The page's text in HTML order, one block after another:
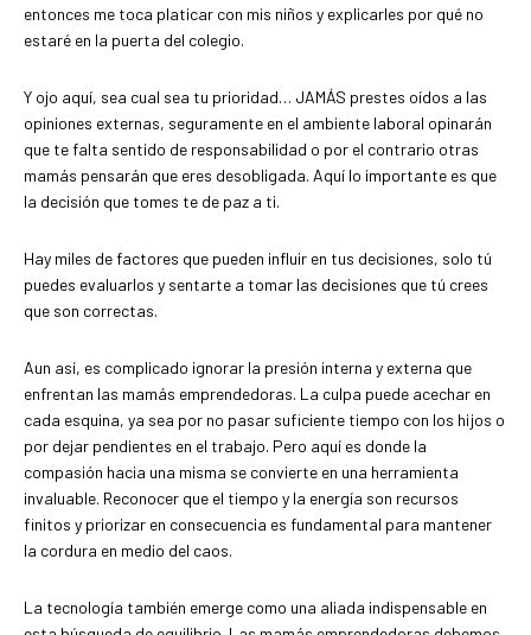
entonces me toca platicar con mis niños y explicarles por qué no
estaré en la puerta del colegio.
Y ojo aquí, sea cual sea tu prioridad… JAMÁS prestes oídos a las
opiniones externas, seguramente en el ambiente laboral opinarán
que te falta sentido de responsabilidad o por el contrario otras
mamás pensarán que eres desobligada. Aquí lo importante es que
la decisión que tomes te de paz a ti.
Hay miles de factores que pueden influir en tus decisiones, solo tú
puedes evaluarlos y sentarte a tomar las decisiones que tú crees
que son correctas.
Aun así, es complicado ignorar la presión interna y externa que
enfrentan las mamás emprendedoras. La culpa puede acechar en
cada esquina, ya sea por no pasar suficiente tiempo con los hijos o
por dejar pendientes en el trabajo. Pero aquí es donde la
compasión hacia una misma se convierte en una herramienta
invaluable. Reconocer que el tiempo y la energía son recursos
finitos y priorizar en consecuencia es fundamental para mantener
la cordura en medio del caos.
La tecnología también emerge como una aliada indispensable en